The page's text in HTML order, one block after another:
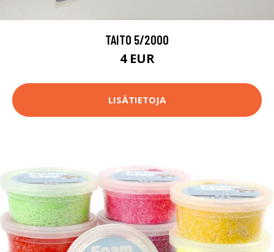
TAITO 5/2000
4 EUR
LISÄTIETOJA